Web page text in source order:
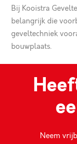
Bij Kooistra
belangrijk die
geveltechniek
bouwplaats.
Neem